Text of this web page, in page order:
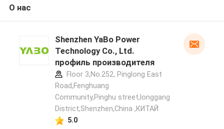
О нас
Shenzhen YaBo Power
Technology Co., Ltd.
профиль производителя
Floor 3,No.252, Pinglong East
Road,Fenghuang
Community,Pinghu street,longgang
District,Shenzhen,China ,КИТАЙ
5.0